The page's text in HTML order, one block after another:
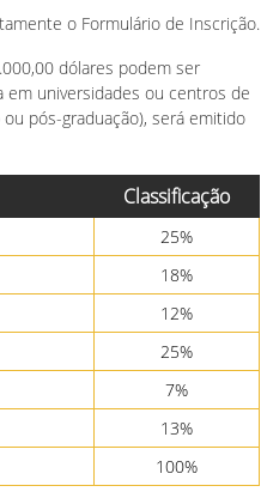
o Formulário de Inscrição.
dólares podem ser
em universidades ou centros de
pós-graduação), será emitido
Classificação
25%
18%
12%
25%
7%
13%
100%